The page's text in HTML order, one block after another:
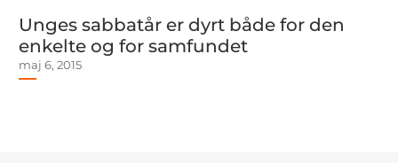
Unges sabbatår er dyrt både for den
enkelte og for samfundet
maj 6, 2015